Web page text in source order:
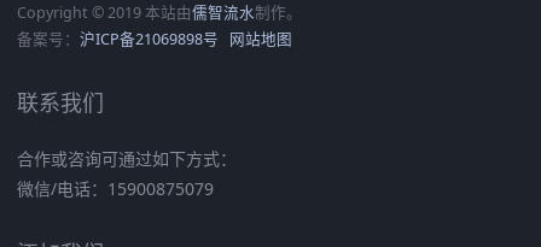
Copyright © 2019 本站由儒智流水制作。
备案号： 沪ICP备21069898号 网站地图
联系我们
合作或咨询可通过如下方式：
微信/电话：15900875079